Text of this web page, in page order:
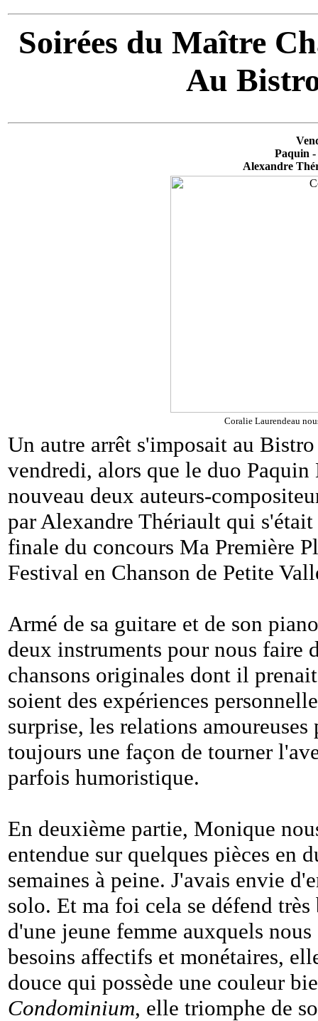
Soirées du Maître
Au
Paquin
Alexandre
Coralie Laurendeau
Un autre arrêt s'imposait au
vendredi, alors que le duo
nouveau deux auteurs-
par Alexandre Thériault qui
finale du concours Ma Première
Festival en Chanson de Petite
Armé de sa guitare et de son
deux instruments pour nous faire
chansons originales dont il
soient des expériences
surprise, les relations
toujours une façon de tourner
parfois humoristique.
En deuxième partie, Monique
entendue sur quelques pièces en
semaines à peine. J'avais envie
solo. Et ma foi cela se défend
d'une jeune femme auxquels
besoins affectifs et monétaires,
douce qui possède une couleur
Condominium, elle triomphe de